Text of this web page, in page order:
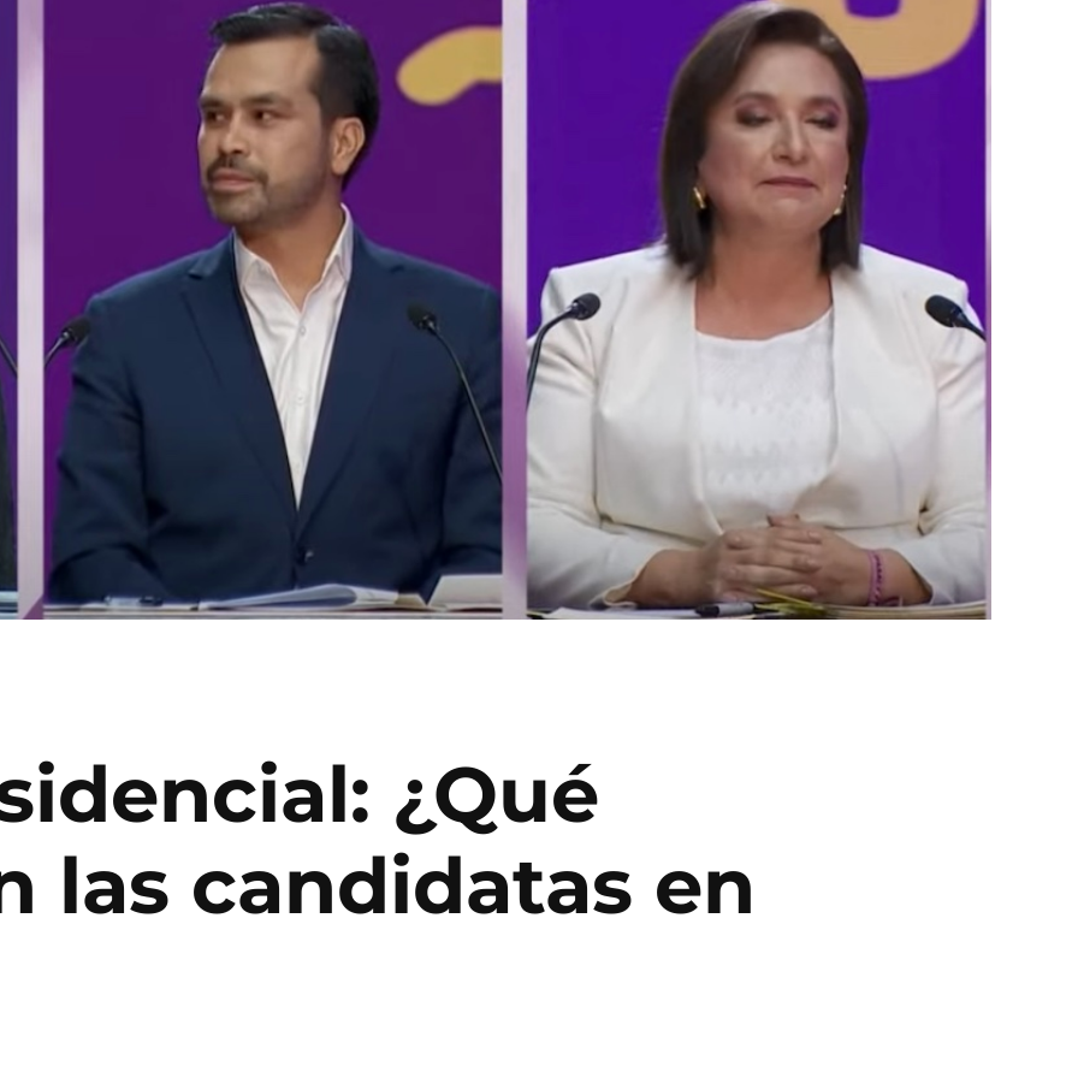
¿Qué
las candidatas en